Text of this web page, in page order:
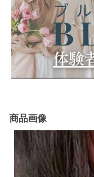
商品画像